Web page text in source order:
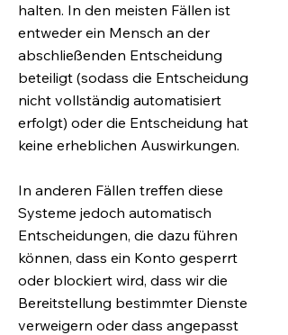
halten. In den meisten Fällen ist
entweder ein Mensch an der
abschließenden Entscheidung
beteiligt (sodass die Entscheidung
nicht vollständig automatisiert
erfolgt) oder die Entscheidung hat
keine erheblichen Auswirkungen.
In anderen Fällen treffen diese
Systeme jedoch automatisch
Entscheidungen, die dazu führen
können, dass ein Konto gesperrt
oder blockiert wird, dass wir die
Bereitstellung bestimmter Dienste
verweigern oder dass angepasst